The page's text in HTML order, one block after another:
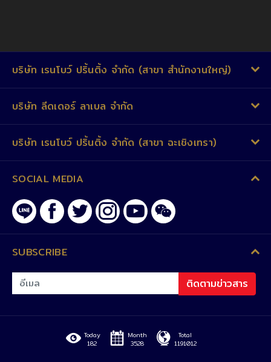
บริษัท เรนโบว์ ปริ้นติ้ง จำกัด (สาขา สำนักงานใหญ่)
บริษัท ลีดเดอร์ ลาเบล จำกัด
บริษัท เรนโบว์ ปริ้นติ้ง จำกัด (สาขา ฉะเชิงเทรา)
SOCIAL MEDIA
SUBSCRIBE
ติดตามข่าวสาร
Today
182
Month
3528
Total
1191012